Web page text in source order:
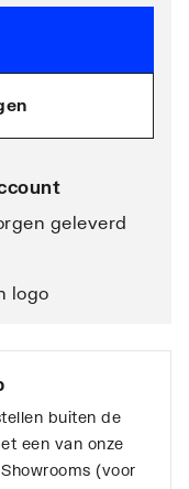
geleverd
logo
buiten de
een van onze
(voor